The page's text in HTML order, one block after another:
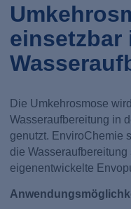
einsetzbar
Die Umkehrosmose
Wasseraufbereitung in
genutzt. EnviroChemie
die
eigenentwickelte